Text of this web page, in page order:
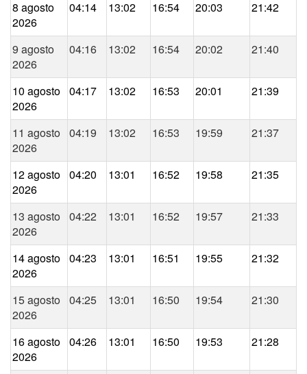
8 agosto
2026
04:14 13:02 16:54 20:03 21:42
9 agosto
2026
04:16 13:02 16:54 20:02 21:40
10 agosto
2026
04:17 13:02 16:53 20:01 21:39
11 agosto
2026
04:19 13:02 16:53 19:59 21:37
12 agosto
2026
04:20 13:01 16:52 19:58 21:35
13 agosto
2026
04:22 13:01 16:52 19:57 21:33
14 agosto
2026
04:23 13:01 16:51 19:55 21:32
15 agosto
2026
04:25 13:01 16:50 19:54 21:30
16 agosto
2026
04:26 13:01 16:50 19:53 21:28